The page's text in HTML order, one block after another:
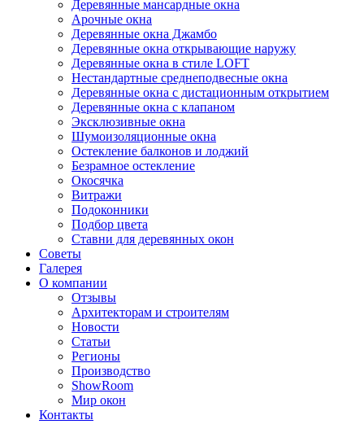
Деревянные мансардные окна
Арочные окна
Деревянные окна Джамбо
Деревянные окна открывающие наружу
Деревянные окна в стиле LOFT
Нестандартные среднеподвесные окна
Деревянные окна с дистационным открытием
Деревянные окна с клапаном
Эксклюзивные окна
Шумоизоляционные окна
Остекление балконов и лоджий
Безрамное остекление
Окосячка
Витражи
Подоконники
Подбор цвета
Ставни для деревянных окон
Советы
Галерея
О компании
Отзывы
Архитекторам и строителям
Новости
Статьи
Регионы
Производство
ShowRoom
Мир окон
Контакты